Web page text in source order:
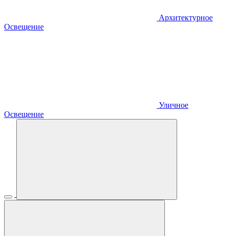
Архитектурное
Освещение
Уличное
Освещение